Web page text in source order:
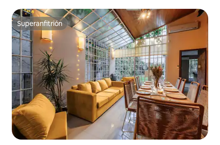
Superanfitrión
Superanfitrión